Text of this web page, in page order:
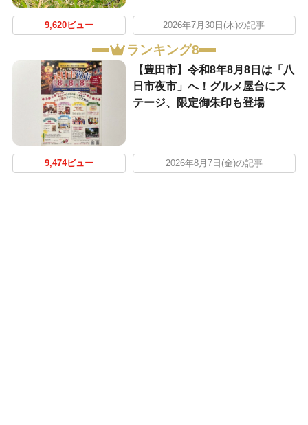
9,620ビュー 2026年7月30日(木)の記事
ランキング8
【豊田市】令和8年8月8日は「八
日市夜市」へ！グルメ屋台にス
テージ、限定御朱印も登場
9,474ビュー 2026年8月7日(金)の記事